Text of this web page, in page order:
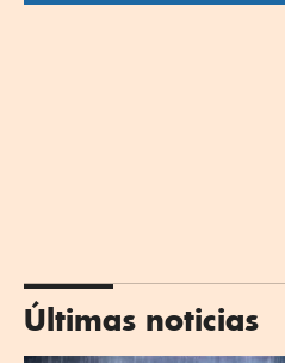
Últimas noticias